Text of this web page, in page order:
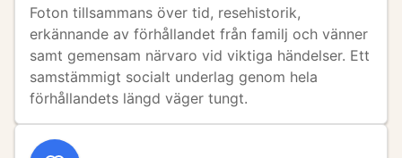
Foton tillsammans över tid, resehistorik,
erkännande av förhållandet från familj och vänner
samt gemensam närvaro vid viktiga händelser. Ett
samstämmigt socialt underlag genom hela
förhållandets längd väger tungt.